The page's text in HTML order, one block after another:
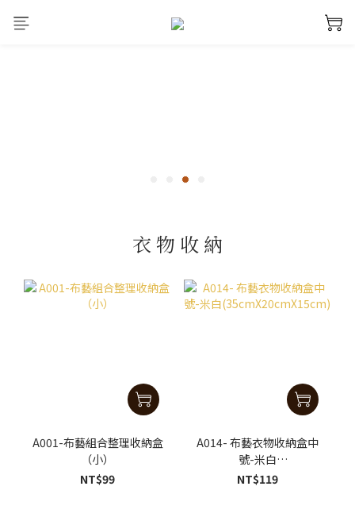
衣 物 收 納
A001-布藝組合整理收納盒
（小）
NT$99
A014- 布藝衣物收納盒中
號-米白
(35cmX20cmX15cm)
NT$119